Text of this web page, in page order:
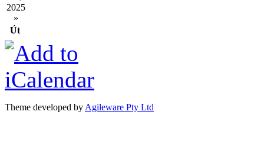
2025
»
Út
Theme developed by Agileware Pty Ltd